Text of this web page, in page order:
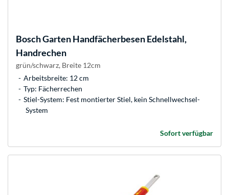
BoschGarten Handfächerbesen Edelstahl,
Handrechen
grün/schwarz, Breite 12cm
Arbeitsbreite: 12 cm
Typ: Fächerrechen
Stiel-System: Fest montierter Stiel, kein Schnellwechsel-
System
Sofort verfügbar